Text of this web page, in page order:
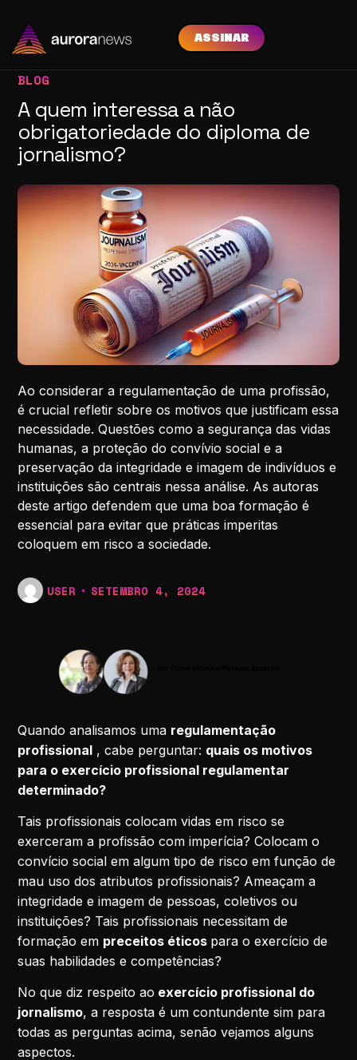
ASSINAR
BLOG
A quem interessa a não
obrigatoriedade do diploma de
jornalismo?
Ao considerar a regulamentação de uma profissão,
é crucial refletir sobre os motivos que justificam essa
necessidade. Questões como a segurança das vidas
humanas, a proteção do convívio social e a
preservação da integridade e imagem de indivíduos e
instituições são centrais nessa análise. As autoras
deste artigo defendem que uma boa formação é
essencial para evitar que práticas imperitas
coloquem em risco a sociedade.
USER SETEMBRO 4, 2024
Quando analisamos uma regulamentação
profissional , cabe perguntar: quais os motivos
para o exercício profissional regulamentar
determinado?
Tais profissionais colocam vidas em risco se
exerceram a profissão com imperícia? Colocam o
convício social em algum tipo de risco em função de
mau uso dos atributos profissionais? Ameaçam a
integridade e imagem de pessoas, coletivos ou
instituições? Tais profissionais necessitam de
formação em preceitos éticos para o exercício de
suas habilidades e competências?
No que diz respeito ao exercício profissional do
jornalismo, a resposta é um contundente sim para
todas as perguntas acima, senão vejamos alguns
aspectos.